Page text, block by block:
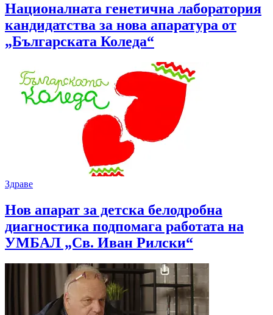
Националната генетична лаборатория
кандидатства за нова апаратура от
„Българската Коледа“
Здраве
Нов апарат за детска белодробна
диагностика подпомага работата на
УМБАЛ „Св. Иван Рилски“